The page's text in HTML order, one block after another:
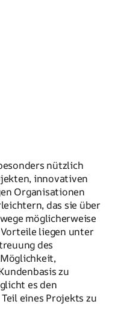
nützlich
innovativen
Organisationen
das sie über
möglicherweise
liegen unter
des
zu
es den
eines Projekts zu